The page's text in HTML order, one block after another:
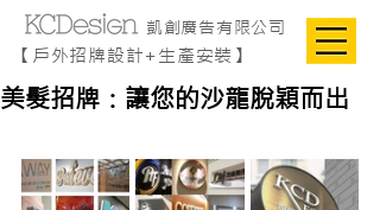
凱創廣告有限公司
【戶外招牌設計+生產安裝】
美髮招牌：讓您的沙龍脫穎而出